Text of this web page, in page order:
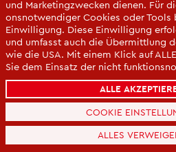
und Mar­ke­ting­zwe­cken die­nen. Für
ons­not­wen­di­ger Coo­kies oder
Ein­wil­li­gung. Diese Ein­wil­li­gung
und um­fasst auch die Über­mitt­lung
wie die USA. Mit einem Klick auf
Sie dem Ein­satz der nicht
Sie kön­nen Ihre Ein­wil­li­gung über die
GEN je­der­zeit än­dern oder mit
ru­fen.
Da­ten­schut­z­er­klä­rung
COOKIE
ALLES
ALLE